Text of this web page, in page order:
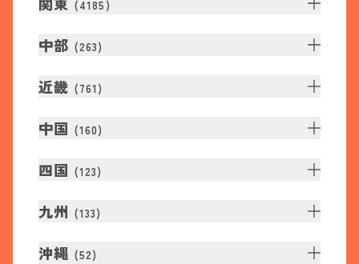
(4185 )
中部 (263)
近畿 (761 )
中国 (160)
四国 (123)
九州 (133)
沖縄 (52)